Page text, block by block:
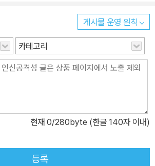
게시물 운영 원칙
카테고리
현재 0/280byte (한글 140자 이내)
등록